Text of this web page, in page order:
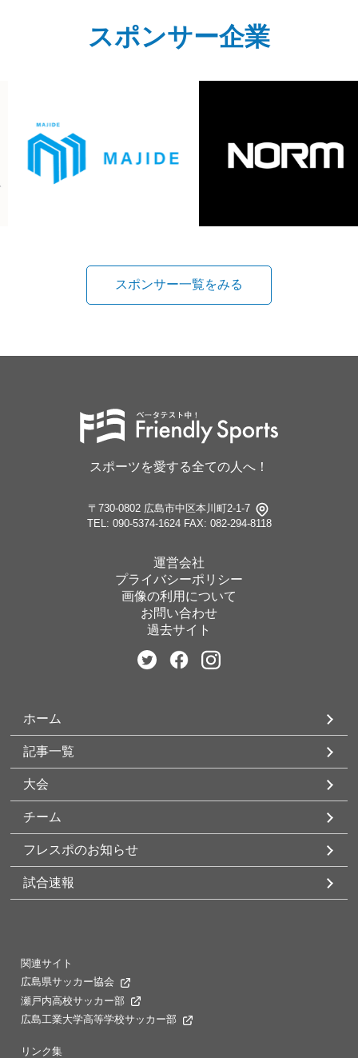
スポンサー企業
スポンサー一覧をみる
スポーツを愛する全ての人へ！
〒730-0802 広島市中区本川町2-1-7
TEL: 090-5374-1624 FAX: 082-294-8118
運営会社
プライバシーポリシー
画像の利用について
お問い合わせ
過去サイト
ホーム
記事一覧
大会
チーム
フレスポのお知らせ
試合速報
関連サイト
広島県サッカー協会
瀬戸内高校サッカー部
広島工業大学高等学校サッカー部
リンク集